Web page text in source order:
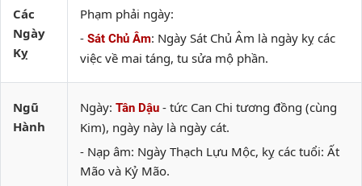
Các
Ngày
Kỵ
Phạm phải ngày:
- Sát Chủ Âm: Ngày Sát Chủ Âm là ngày kỵ các
việc về mai táng, tu sửa mộ phần.
Ngũ
Hành
Ngày: Tân Dậu - tức Can Chi tương đồng (cùng
Kim), ngày này là ngày cát.
- Nạp âm: Ngày Thạch Lựu Mộc, kỵ các tuổi: Ất
Mão và Kỷ Mão.